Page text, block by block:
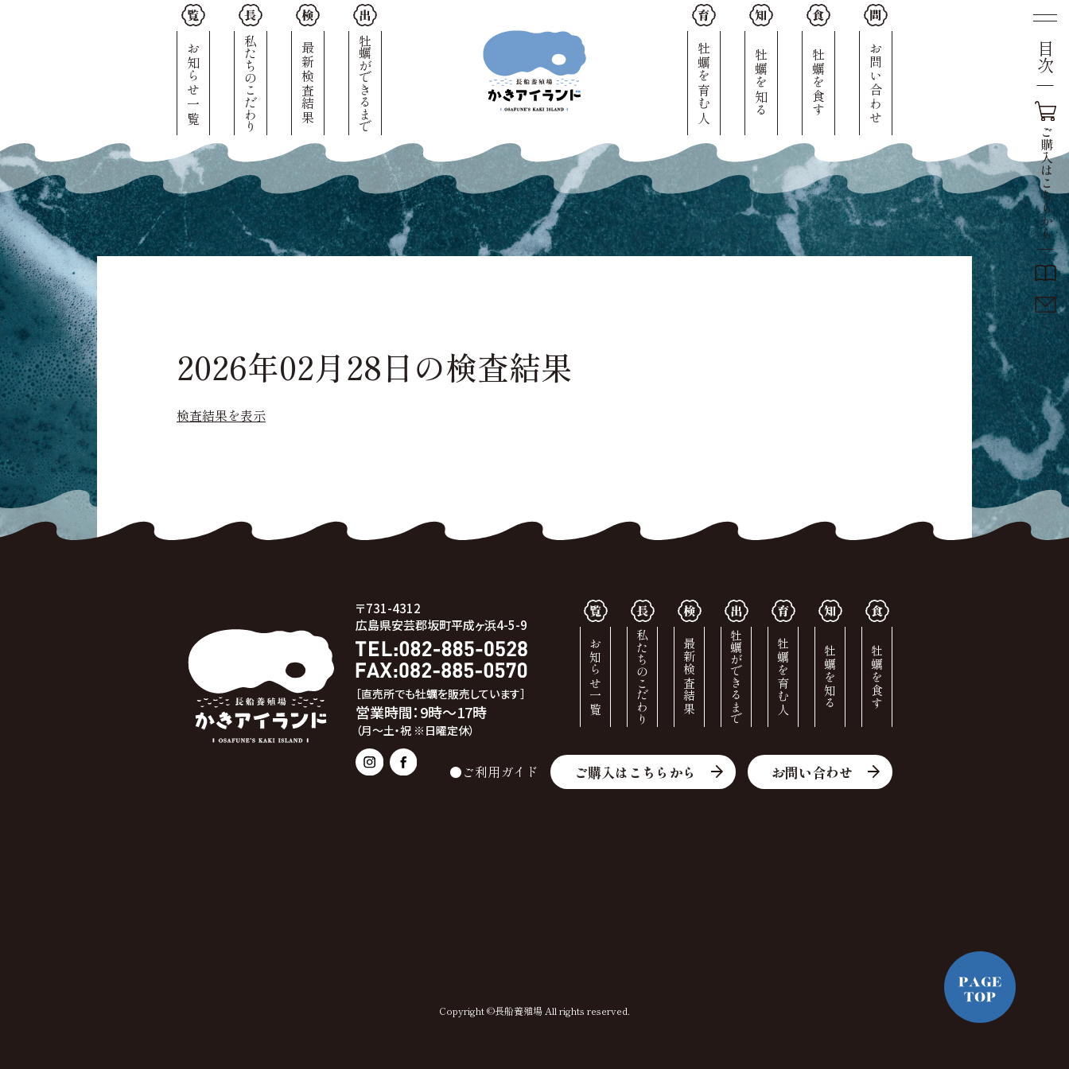
お知らせ一覧 私たちのこだわり 最新検査結果 牡蠣ができるまで 牡蠣を育む人 牡蠣を知る 牡蠣を食す お問い合わせ 目次
ご
購
入
は
こ
ち
ら
か
ら
2026年02月28日の検査結果
検査結果を表示
〒731-4312
広島県安芸郡坂町平成ヶ浜4-5-9
［直売所でも牡蠣を販売しています］
営業時間：9時～17時
（月～土・祝 ※日曜定休）
お知らせ一覧 私たちのこだわり 最新検査結果 牡蠣ができるまで 牡蠣を育む人 牡蠣を知る 牡蠣を食す
●ご利用ガイド ご購入はこちらから お問い合わせ
Copyright ©長船養殖場 All rights reserved.